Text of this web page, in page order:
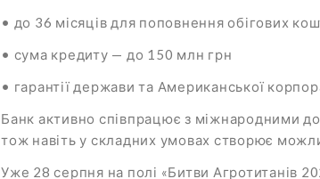
• до 36 місяців для поповнення обігових
• сума кредиту — до 150 млн грн
• гарантії держави та Американської
Банк активно співпрацює з міжнародними
тож навіть у складних умовах створює
Уже 28 серпня на полі «Битви Агротитанів